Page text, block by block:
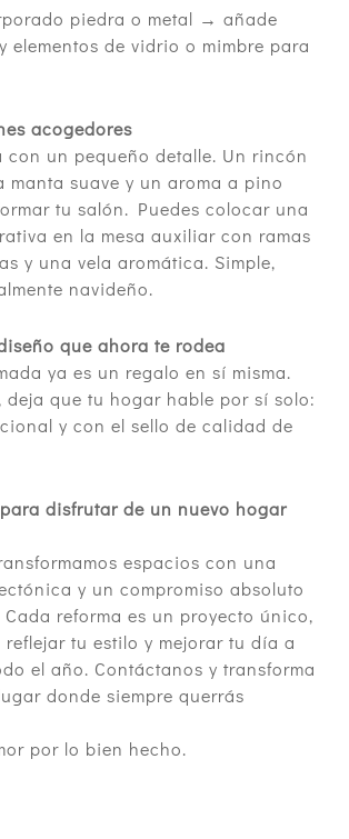
piedra o metal → añade
elementos de vidrio o mimbre para
acogedores
con un pequeño detalle. Un rincón
manta suave y un aroma a pino
tu salón. Puedes colocar una
en la mesa auxiliar con ramas
y una vela aromática. Simple,
navideño.
que ahora te rodea
ya es un regalo en sí misma.
deja que tu hogar hable por sí solo:
y con el sello de calidad de
disfrutar de un nuevo hogar
espacios con una
y un compromiso absoluto
reforma es un proyecto único,
tu estilo y mejorar tu día a
el año. Contáctanos y transforma
donde siempre querrás
por lo bien hecho.